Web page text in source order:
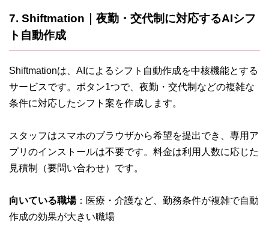
7. Shiftmation｜夜勤・交代制に対応するAIシフ
ト自動作成
Shiftmationは、AIによるシフト自動作成を中核機能とする
サービスです。ボタン1つで、夜勤・交代制などの複雑な
条件に対応したシフト案を作成します。
スタッフはスマホのブラウザから希望を提出でき、専用ア
プリのインストールは不要です。料金は利用人数に応じた
見積制（要問い合わせ）です。
向いている職場：医療・介護など、勤務条件が複雑で自動
作成の効果が大きい職場